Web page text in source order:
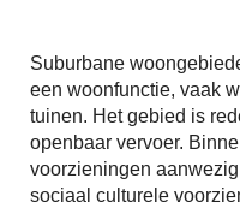
Suburbane
een woonfunctie, vaak
tuinen. Het gebied is
openbaar vervoer.
voorzieningen
sociaal culturele